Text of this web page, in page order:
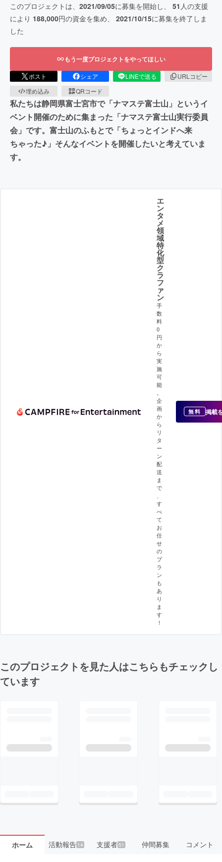
このプロジェクトは、 2021/09/05に募集を開始し、 51 人の支援
により 188,000円の資金を集め、 2021/10/15に募集を終了しま
した
もう一度プロジェクトをやってほしい
ポスト シェア LINEで送る
URLコピー
埋め込み
QRコード
私たちは静岡県富士宮市で「ナマステ富士山」というイ
ベント開催のために集まった「ナマステ富士山実行委員
会」です。富士山のふもとで「ちょっとインドへ来
ちゃった♪」そんなイベントを開催したいと考えていま
す。
エ
ン
タ
メ
領
域
特
化
型
ク
ラ
フ
ァ
ン
手
数
料
0
円
か
ら
実
施
可
能
企
画
か
ら
リ
タ
ー
ン
配
送
ま
で
す
べ
て
お
任
せ
の
プ
ラ
ン
も
あ
り
ま
す
！
無料 掲載
このプロジェクトを見た人はこちらもチェックし
ています
ホーム 活動報告14 支援者51 仲間募集 コメント